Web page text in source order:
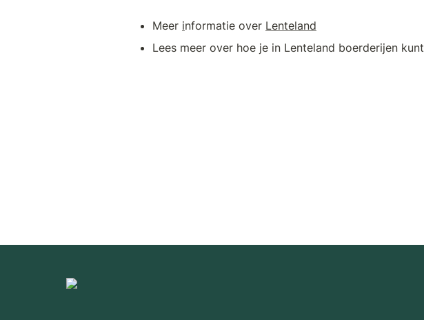
Meer informatie over Lenteland
Lees meer over hoe je in Lenteland boerderijen kunt